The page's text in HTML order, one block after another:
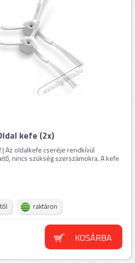
kefe (2x)
| Az oldalkefe cseréje rendkívül
nincs szükség szerszámokra. A kefe
raktáron
KOSÁRBA